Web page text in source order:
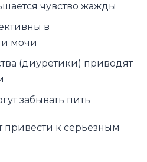
чувство жажды
в
мочи
(диуретики) приводят
забывать пить
к серьёзным